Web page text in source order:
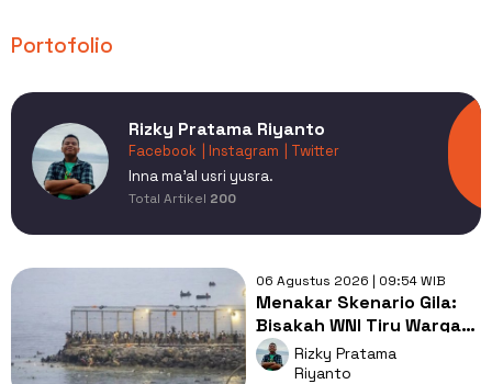
Portofolio
Rizky Pratama Riyanto
Facebook | Instagram
| Twitter
Inna ma'al usri yusra.
Total Artikel 200
06 Agustus 2026 | 09:54 WIB
Menakar Skenario Gila:
Bisakah WNI Tiru Warga
Maroko yang Kabur
Lewat Laut?
Rizky Pratama
Riyanto